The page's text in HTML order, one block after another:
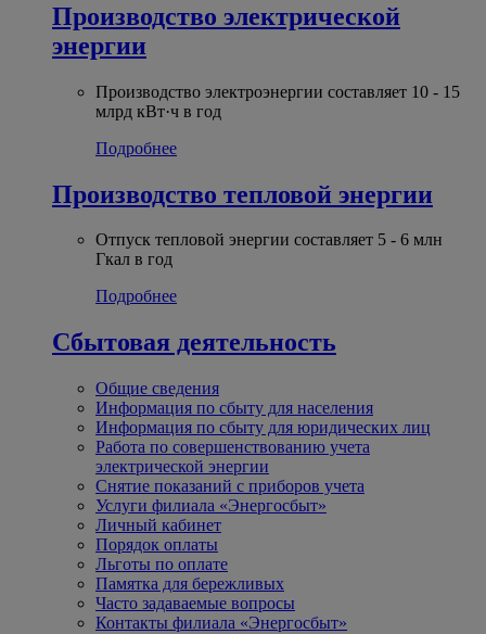
Производство электрической
энергии
Производство электроэнергии составляет 10 - 15
млрд кВт·ч в год
Подробнее
Производство тепловой энергии
Отпуск тепловой энергии составляет 5 - 6 млн
Гкал в год
Подробнее
Сбытовая деятельность
Общие сведения
Информация по сбыту для населения
Информация по сбыту для юридических лиц
Работа по совершенствованию учета
электрической энергии
Снятие показаний с приборов учета
Услуги филиала «Энергосбыт»
Личный кабинет
Порядок оплаты
Льготы по оплате
Памятка для бережливых
Часто задаваемые вопросы
Контакты филиала «Энергосбыт»